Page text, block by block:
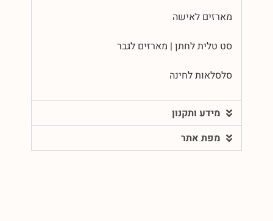
מארזים לאישה
סט טלית לחתן | מארזים לגבר
סלסלאות לחינה
מידע ותקנון
מפת אתר